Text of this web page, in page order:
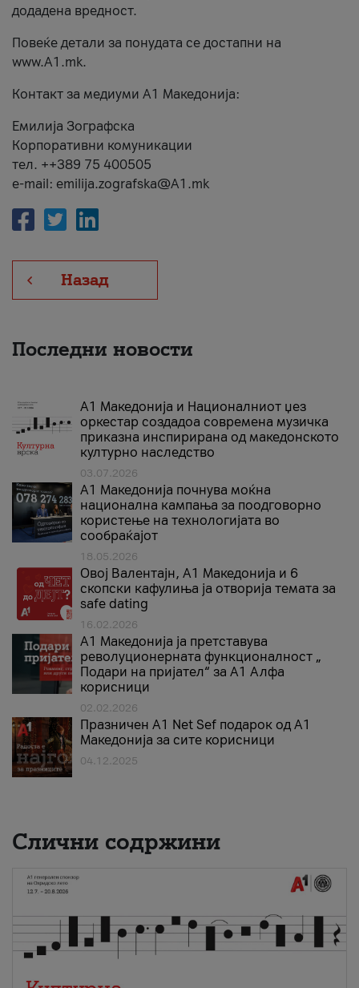
додадена вредност.
Повеќе детали за понудата се достапни на
www.А1.mk.
Контакт за медиуми А1 Македонија:
Емилија Зографска
Корпоративни комуникации
тел. ++389 75 400505
e-mail: emilija.zografska@A1.mk
Назад
Последни новости
А1 Македонија и Националниот џез
оркестар создадоа современа музичка
приказна инспирирана од македонското
културно наследство
03.07.2026
A1 Македонија почнува моќна
национална кампања за поодговорно
користење на технологијата во
сообраќајот
18.05.2026
Овој Валентајн, A1 Македонија и 6
скопски кафулиња ја отворија темата за
safe dating
16.02.2026
А1 Македонија ја претставува
револуционерната функционалност „
Подари на пријател“ за А1 Алфа
корисници
02.02.2026
Празничен A1 Net Sеf подарок од А1
Македонија за сите корисници
04.12.2025
Слични содржини